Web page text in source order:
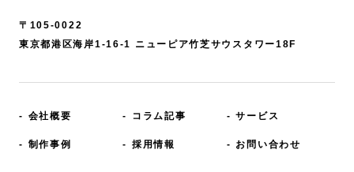
〒105-0022
東京都港区海岸1-16-1 ニューピア竹芝サウスタワー18F
会社概要 コラム記事 サービス
制作事例 採用情報 お問い合わせ